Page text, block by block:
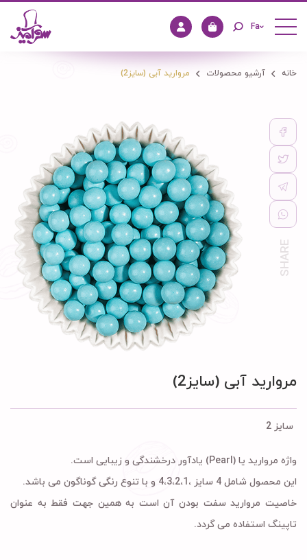
Fa
خانه آرشیو محصولات مروارید آبی (سایز2)
مروارید آبی (سایز2)
سایز 2
واژه مروارید یا (Pearl) یادآور درخشندگی و زیبایی است.
این محصول شامل 4 سایز ،4،3،2،1 و با تنوع رنگی گوناگون می باشد.
خاصیت مروارید سفت بودن آن است به همین جهت فقط به عنوان
تاپینگ استفاده می گردد.